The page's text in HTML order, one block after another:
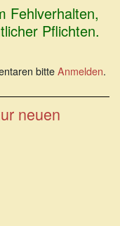
Fehlverhalten,
Pflichten.
bitteAnmelden.
neuen